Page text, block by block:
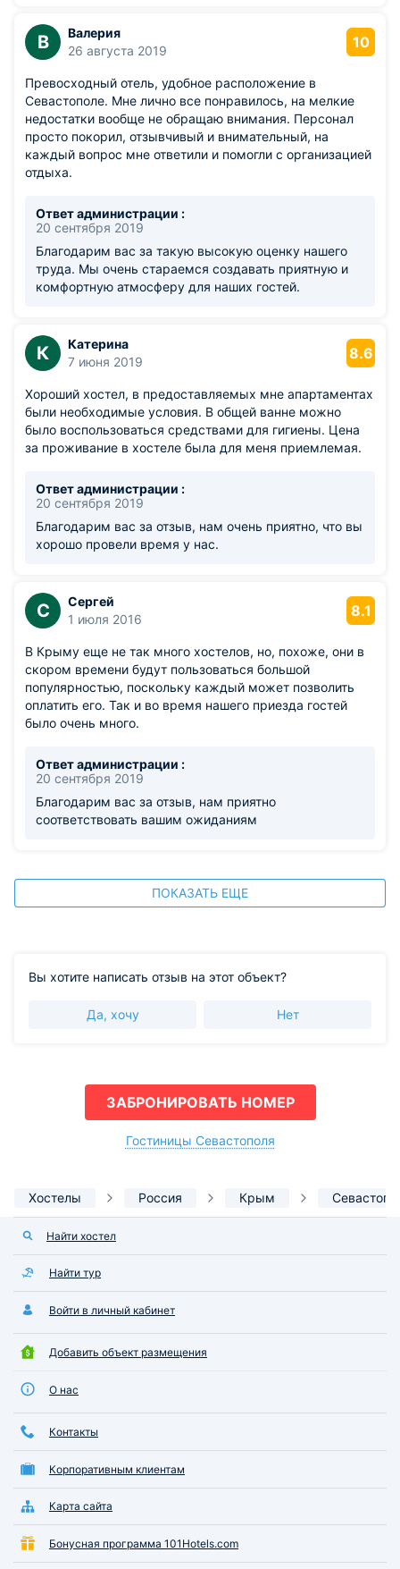
В
Валерия
26 августа 2019
10
Превосходный отель, удобное расположение в
Севастополе. Мне лично все понравилось, на мелкие
недостатки вообще не обращаю внимания. Персонал
просто покорил, отзывчивый и внимательный, на
каждый вопрос мне ответили и помогли с организацией
отдыха.
Ответ администрации :
20 сентября 2019
Благодарим вас за такую высокую оценку нашего
труда. Мы очень стараемся создавать приятную и
комфортную атмосферу для наших гостей.
К
Катерина
7 июня 2019
8.6
Хороший хостел, в предоставляемых мне апартаментах
были необходимые условия. В общей ванне можно
было воспользоваться средствами для гигиены. Цена
за проживание в хостеле была для меня приемлемая.
Ответ администрации :
20 сентября 2019
Благодарим вас за отзыв, нам очень приятно, что вы
хорошо провели время у нас.
С
Сергей
1 июля 2016
8.1
В Крыму еще не так много хостелов, но, похоже, они в
скором времени будут пользоваться большой
популярностью, поскольку каждый может позволить
оплатить его. Так и во время нашего приезда гостей
было очень много.
Ответ администрации :
20 сентября 2019
Благодарим вас за отзыв, нам приятно
соответствовать вашим ожиданиям
ПОКАЗАТЬ ЕЩЕ
Вы хотите написать отзыв на этот объект?
Да, хочу Нет
ЗАБРОНИРОВАТЬ НОМЕР
Гостиницы Севастополя
Хостелы Россия Крым
Найти хостел
Найти тур
Войти в личный кабинет
Добавить объект размещения
О нас
Контакты
Корпоративным клиентам
Карта сайта
Бонусная программа 101Hotels.com